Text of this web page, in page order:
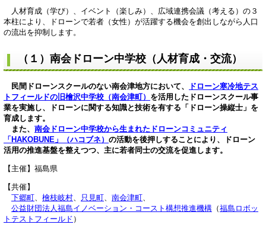
人材育成（学び）、イベント（楽しみ）、広域連携会議（考える）の３
本柱により、ドローンで若者（女性）が活躍する機会を創出しながら人口
の流出を抑制します。
（１）南会ドローン中学校（人材育成・交流）
民間ドローンスクールのない南会津地方において、
ドローン寒冷地テス
トフィールドの旧檜沢中学校（南会津町） を活用したドローンスクール事
業を実施し、ドローンに関する知識と技術を有する「ドローン操縦士」を
育成します。
また、 南会ドローン中学校から生まれたドローンコミュニティ
「HAKOBUNE」（ハコブネ） の活動を後押しすることにより、ドローン
活用の推進基盤を整えつつ、主に若者同士の交流を促進します。
【主催】福島県
【共催】
下郷町、 檜枝岐村、 只見町、 南会津町、
公益財団法人福島イノベーション・コースト構想推進機構 （福島ロボッ
トテストフィールド ）